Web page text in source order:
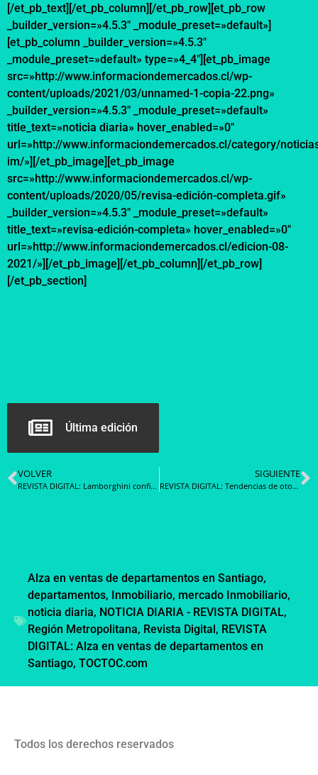
[/et_pb_text][/et_pb_column][/et_pb_row][et_pb_row
_builder_version=»4.5.3″ _module_preset=»default»]
[et_pb_column _builder_version=»4.5.3″
_module_preset=»default» type=»4_4″][et_pb_image
src=»http://www.informaciondemercados.cl/wp-
content/uploads/2021/03/unnamed-1-copia-22.png»
_builder_version=»4.5.3″ _module_preset=»default»
title_text=»noticia diaria» hover_enabled=»0″
url=»http://www.informaciondemercados.cl/category/
im/»][/et_pb_image][et_pb_image
src=»http://www.informaciondemercados.cl/wp-
content/uploads/2020/05/revisa-edición-completa.gif»
_builder_version=»4.5.3″ _module_preset=»default»
title_text=»revisa-edición-completa» hover_enabled=»0″
url=»http://www.informaciondemercados.cl/edicion-08-
2021/»][/et_pb_image][/et_pb_column][/et_pb_row]
[/et_pb_section]
Última edición
VOLVER
REVISTA DIGITAL: Lamborghini confirma su ingreso al mundo de los hipercars de carrera
SIGUIENTE
REVISTA DIGITAL: Tendencias de otoño-invierno 2021/2022: lo que vestiremos en los próximos meses
Alza en ventas de departamentos en Santiago,
departamentos, Inmobiliario, mercado Inmobiliario,
noticia diaria, NOTICIA DIARIA - REVISTA DIGITAL,
Región Metropolitana, Revista Digital, REVISTA
DIGITAL: Alza en ventas de departamentos en
Santiago, TOCTOC.com
Todos los derechos reservados